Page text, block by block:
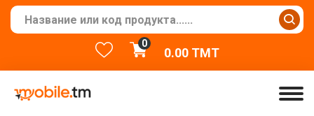
0
0.00TMT